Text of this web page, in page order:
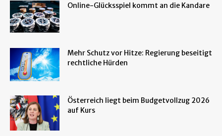
Online-Glücksspiel kommt an die Kandare
Mehr Schutz vor Hitze: Regierung beseitigt
rechtliche Hürden
Österreich liegt beim Budgetvollzug 2026
auf Kurs